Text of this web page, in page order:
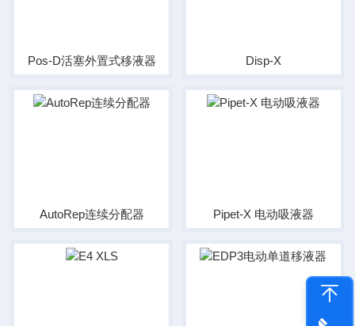
Pos-D活塞外置式移液器 Disp-X
AutoRep连续分配器 Pipet-X 电动吸液器